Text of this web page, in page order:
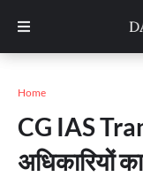
Home
CG IAS
अधिकारियों